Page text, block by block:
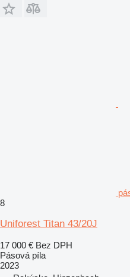
8
Uniforest Titan 43/20J
17 000 € Bez DPH
Pásová píla
2023